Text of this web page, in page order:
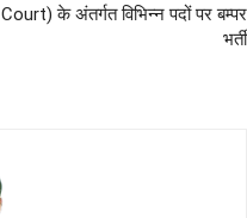
Court) के अंतर्गत विभिन्न पदों पर बम्पर
भर्ती